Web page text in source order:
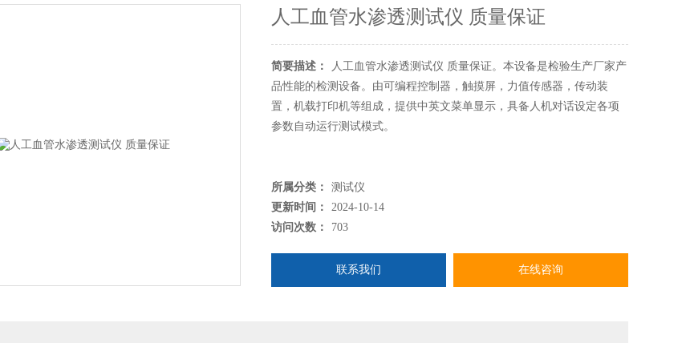
人工血管水渗透测试仪 质量保证
简要描述：
人工血管水渗透测试仪 质量保证。本设备是检验生产厂家产
品性能的检测设备。由可编程控制器，触摸屏，力值传感器，传动装
置，机载打印机等组成，提供中英文菜单显示，具备人机对话设定各项
参数自动运行测试模式。
所属分类：
测试仪
更新时间：
2024-10-14
访问次数：
703
联系我们 在线咨询